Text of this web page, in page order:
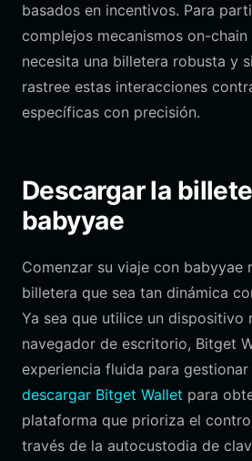
basados en incentivos. Para
complejos mecanismos on-
necesita una billetera robusta y
rastree estas interacciones
específicas con precisión.
Descargar la
babyyae
Comenzar su viaje con babyyae
billetera que sea tan dinámica
Ya sea que utilice un dispositivo
navegador de escritorio, Bitget
experiencia fluida para
descargar Bitget Wallet para
plataforma que prioriza el
través de la autocustodia de